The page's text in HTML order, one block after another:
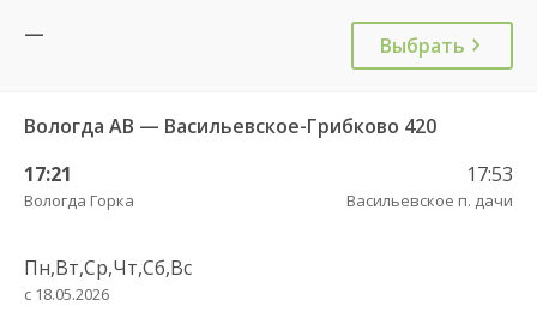
— Выбрать
Вологда АВ — Васильевское-Грибково 420
17:21
Вологда Горка
17:53
Васильевское п. дачи
Пн,Вт,Ср,Чт,Сб,Вс
с 18.05.2026